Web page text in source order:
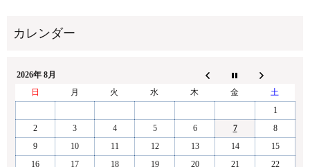
2026年 8月
日
月 火 水 木 金
土
1
2
3 4 5 6 7
8
9
10 11 12 13 14
15
16
17 18 19 20 21
22